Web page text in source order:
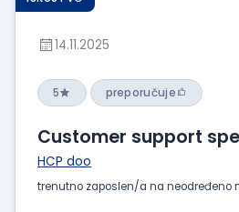
14.11.2025
5 preporučuje
Customer support
HCP doo
trenutno zaposlen/a na neodređeno